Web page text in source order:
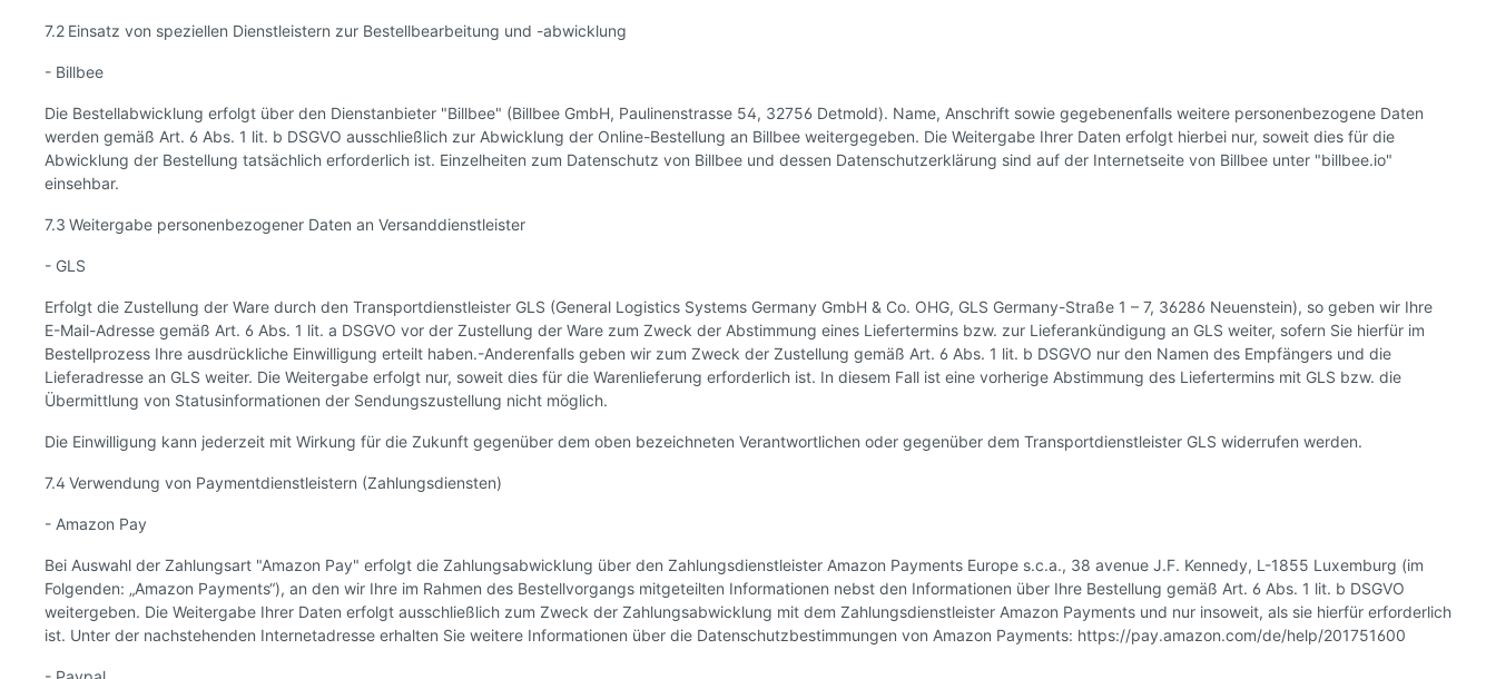
7.2 Einsatz von speziellen Dienstleistern zur Bestellbearbeitung und -abwicklung
- Billbee
Die Bestellabwicklung erfolgt über den Dienstanbieter "Billbee" (Billbee GmbH, Paulinenstrasse 54, 32756 Detmold). Name, Anschrift sowie gegebenenfalls weitere personenbezogene Daten
werden gemäß Art. 6 Abs. 1 lit. b DSGVO ausschließlich zur Abwicklung der Online-Bestellung an Billbee weitergegeben. Die Weitergabe Ihrer Daten erfolgt hierbei nur, soweit dies für die
Abwicklung der Bestellung tatsächlich erforderlich ist. Einzelheiten zum Datenschutz von Billbee und dessen Datenschutzerklärung sind auf der Internetseite von Billbee unter "billbee.io"
einsehbar.
7.3 Weitergabe personenbezogener Daten an Versanddienstleister
- GLS
Erfolgt die Zustellung der Ware durch den Transportdienstleister GLS (General Logistics Systems Germany GmbH & Co. OHG, GLS Germany-Straße 1 – 7, 36286 Neuenstein), so geben wir Ihre
E-Mail-Adresse gemäß Art. 6 Abs. 1 lit. a DSGVO vor der Zustellung der Ware zum Zweck der Abstimmung eines Liefertermins bzw. zur Lieferankündigung an GLS weiter, sofern Sie hierfür im
Bestellprozess Ihre ausdrückliche Einwilligung erteilt haben.-Anderenfalls geben wir zum Zweck der Zustellung gemäß Art. 6 Abs. 1 lit. b DSGVO nur den Namen des Empfängers und die
Lieferadresse an GLS weiter. Die Weitergabe erfolgt nur, soweit dies für die Warenlieferung erforderlich ist. In diesem Fall ist eine vorherige Abstimmung des Liefertermins mit GLS bzw. die
Übermittlung von Statusinformationen der Sendungszustellung nicht möglich.
Die Einwilligung kann jederzeit mit Wirkung für die Zukunft gegenüber dem oben bezeichneten Verantwortlichen oder gegenüber dem Transportdienstleister GLS widerrufen werden.
7.4 Verwendung von Paymentdienstleistern (Zahlungsdiensten)
- Amazon Pay
Bei Auswahl der Zahlungsart "Amazon Pay" erfolgt die Zahlungsabwicklung über den Zahlungsdienstleister Amazon Payments Europe s.c.a., 38 avenue J.F. Kennedy, L-1855 Luxemburg (im
Folgenden: „Amazon Payments“), an den wir Ihre im Rahmen des Bestellvorgangs mitgeteilten Informationen nebst den Informationen über Ihre Bestellung gemäß Art. 6 Abs. 1 lit. b DSGVO
weitergeben. Die Weitergabe Ihrer Daten erfolgt ausschließlich zum Zweck der Zahlungsabwicklung mit dem Zahlungsdienstleister Amazon Payments und nur insoweit, als sie hierfür erforderlich
ist. Unter der nachstehenden Internetadresse erhalten Sie weitere Informationen über die Datenschutzbestimmungen von Amazon Payments: https://pay.amazon.com/de/help/201751600